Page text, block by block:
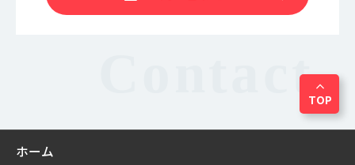
expand_less
TOP
ホーム